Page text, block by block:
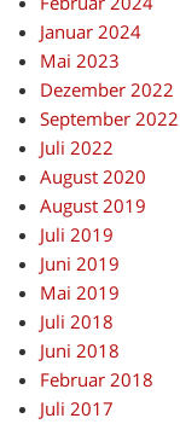
Januar 2024
Mai 2023
Dezember 2022
September 2022
Juli 2022
August 2020
August 2019
Juli 2019
Juni 2019
Mai 2019
Juli 2018
Juni 2018
Februar 2018
Juli 2017